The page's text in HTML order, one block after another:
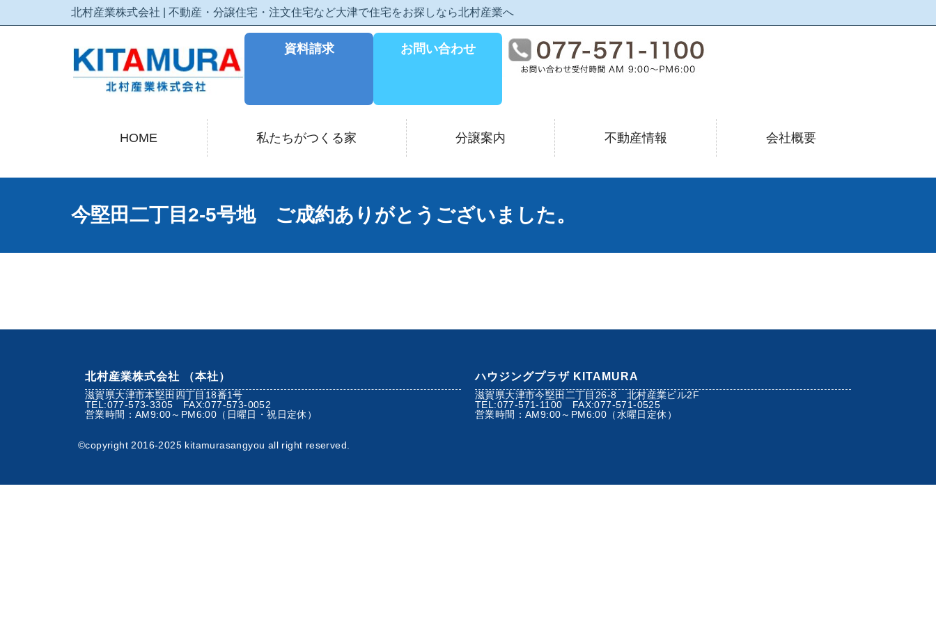
北村産業株式会社 | 不動産・分譲住宅・注文住宅など大津で住宅をお探しなら北村産業へ
資料請求 お問い合わせ
HOME 私たちがつくる家 分譲案内 不動産情報 会社概要
今堅田二丁目2-5号地 ご成約ありがとうございました。
北村産業株式会社 （本社）
滋賀県大津市本堅田四丁目18番1号
TEL:077-573-3305 FAX:077-573-0052
営業時間：AM9:00～PM6:00（日曜日・祝日定休）
ハウジングプラザ KITAMURA
滋賀県大津市今堅田二丁目26-8 北村産業ビル2F
TEL:077-571-1100 FAX:077-571-0525
営業時間：AM9:00～PM6:00（水曜日定休）
©︎copyright 2016-2025 kitamurasangyou all right reserved.